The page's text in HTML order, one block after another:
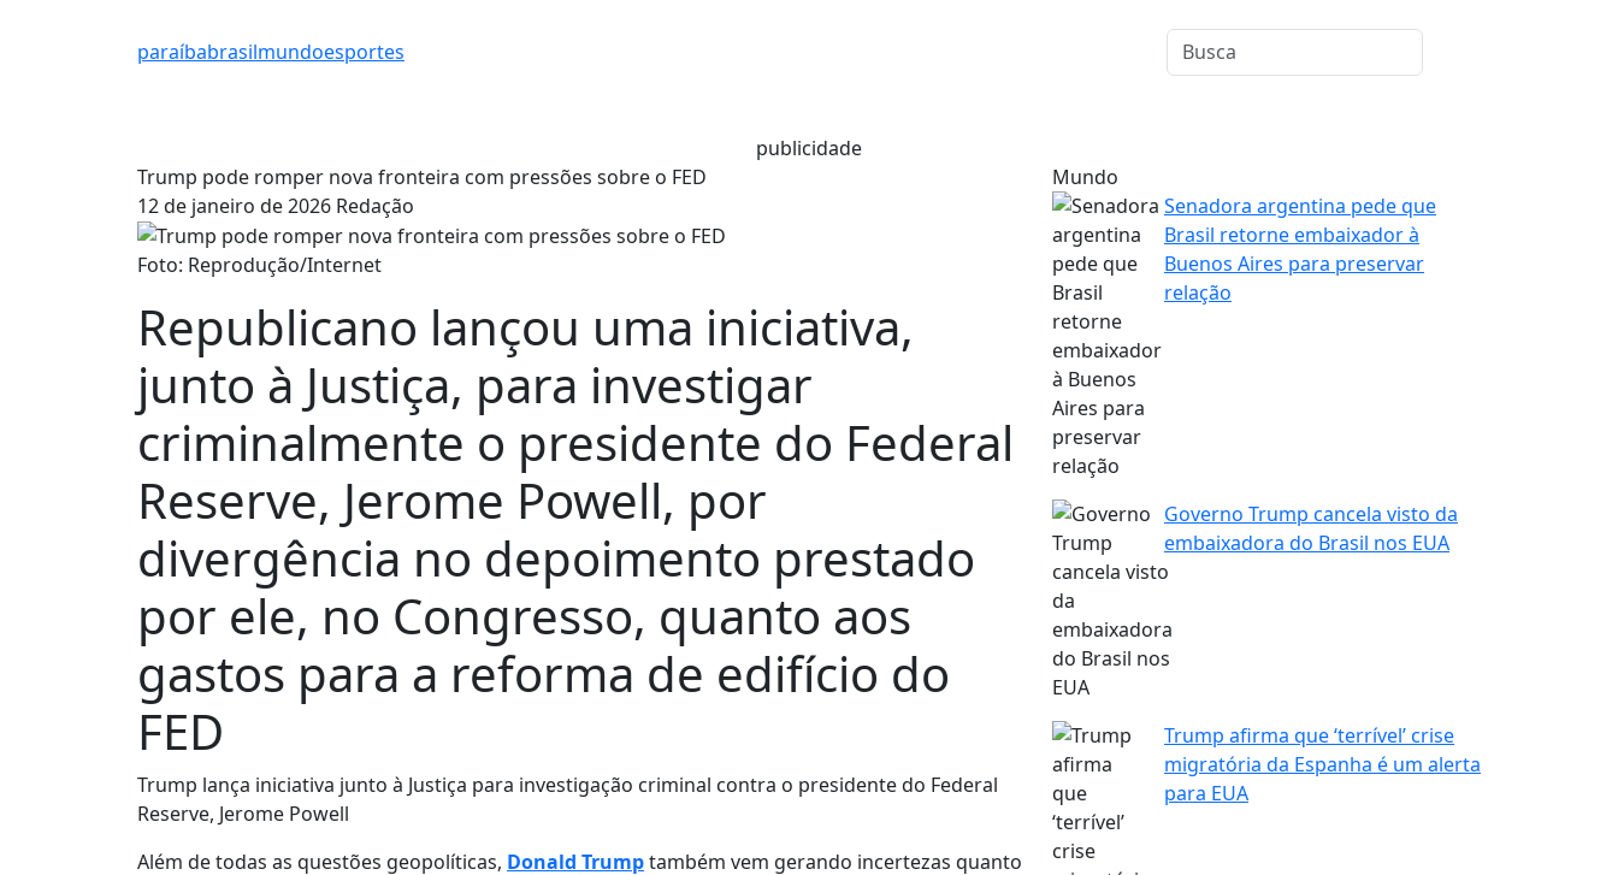
paraíbabrasilmundoesportes
publicidade
Trump pode romper nova fronteira com pressões sobre o FED
12 de janeiro de 2026 Redação
Foto: Reprodução/Internet
Republicano lançou uma iniciativa,
junto à Justiça, para investigar
criminalmente o presidente do Federal
Reserve, Jerome Powell, por
divergência no depoimento prestado
por ele, no Congresso, quanto aos
gastos para a reforma de edifício do
FED
Trump lança iniciativa junto à Justiça para investigação criminal contra o presidente do Federal
Reserve, Jerome Powell
Além de todas as questões geopolíticas, Donald Trumptambém vem gerando incertezas quanto
Mundo
Senadora argentina pede que
Brasil retorne embaixador à
Buenos Aires para preservar
relação
Governo Trump cancela visto da
embaixadora do Brasil nos EUA
Trump afirma que ‘terrível’ crise
migratória da Espanha é um alerta
para EUA